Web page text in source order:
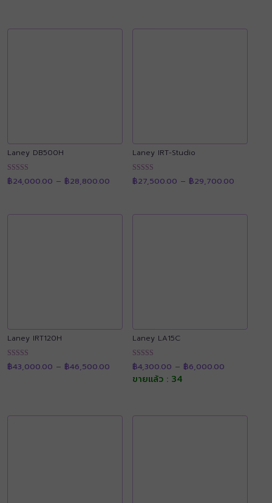
Laney DB500H
ให้คะแนน
4.87
฿24,000.00 – ฿28,800.00 range:
Laney IRT-Studio
ให้คะแนน
4.90
฿27,500.00 – ฿29,700.00range:
Laney IRT120H
ให้คะแนน
4.89
฿43,000.00 – ฿46,500.00 range:
฿43,000.00
through
Laney LA15C
ให้คะแนน
4.91
ตั้งแต่ 1-5
฿4,300.00 – ฿6,000.00range:
ขายแล้ว : 34